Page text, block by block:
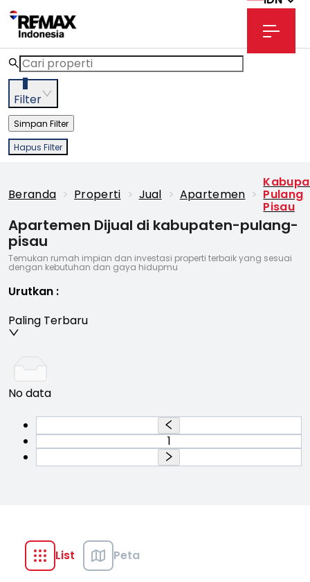
3
Filter
Simpan Filter
Hapus Filter
Beranda > Properti > Jual > Apartemen > Pulang
Pisau
Apartemen Dijual di kabupaten-pulang-
pisau
Temukan rumah impian dan investasi properti terbaik yang sesuai
dengan kebutuhan dan gaya hidupmu
Urutkan :
Paling Terbaru
No data
1
List Peta